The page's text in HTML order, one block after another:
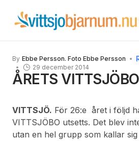
By Ebbe Persson. Foto Ebbe Persson
29 december 2014
ÅRETS
VITTSJÖ. För 26:e året i följd
VITTSJÖBO utsetts. Det blev
utan en hel grupp som kallar sig